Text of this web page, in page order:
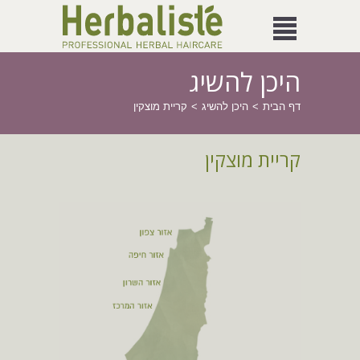
היכן להשיג
דף הבית היכן להשיג קריית מוצקין
קריית מוצקין